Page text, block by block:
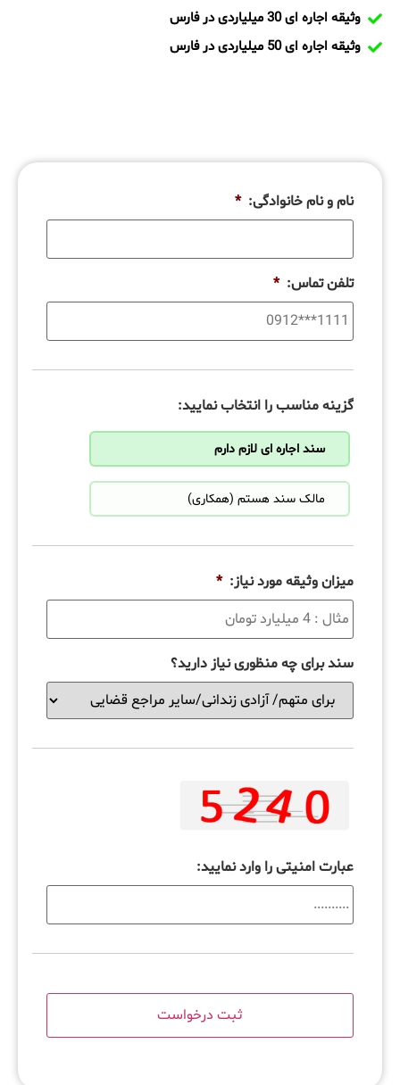
وثیقه اجاره ای 30 میلیاردی در فارس
وثیقه اجاره ای 50 میلیاردی در فارس
نام و نام خانوادگی: *
تلفن تماس: *
گزینه مناسب را انتخاب نمایید:
سند اجاره ای لازم دارم
مالک سند هستم (همکاری)
میزان وثیقه مورد نیاز: *
سند برای چه منظوری نیاز دارید؟
عبارت امنیتی را وارد نمایید: